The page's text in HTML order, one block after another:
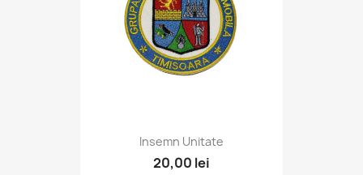
Insemn Unitate
20,00 lei